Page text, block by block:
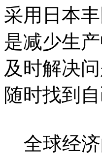
采用日本
是减少生
及时解决
随时找到
全球经济